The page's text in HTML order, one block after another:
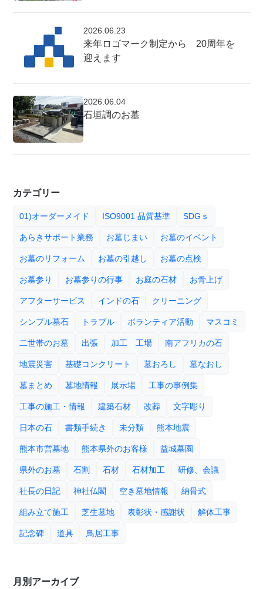
2026.06.23
来年ロゴマーク制定から 20周年を
迎えます
2026.06.04
石垣調のお墓
カテゴリー
01)オーダーメイド ISO9001 品質基準 SDGｓ
あらきサポート業務 お墓じまい お墓のイベント
お墓のリフォーム お墓の引越し お墓の点検
お墓参り お墓参りの行事 お庭の石材 お骨上げ
アフターサービス インドの石 クリーニング
シンプル墓石 トラブル ボランティア活動 マスコミ
二世帯のお墓 出張 加工 工場 南アフリカの石
地震災害 基礎コンクリート 墓おろし 墓なおし
墓まとめ 墓地情報 展示場 工事の事例集
工事の施工・情報 建築石材 改葬 文字彫り
日本の石 書類手続き 未分類 熊本地震
熊本市営墓地 熊本県外のお客様 益城墓園
県外のお墓 石割 石材 石材加工 研修、会議
社長の日記 神社仏閣 空き墓地情報 納骨式
組み立て施工 芝生墓地 表彰状・感謝状 解体工事
記念碑 道具 鳥居工事
月別アーカイブ